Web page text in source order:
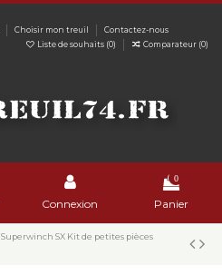
Choisir mon treuil
Contactez-nous
Liste de souhaits (0) Comparateur (0)
Connexion
0
Panier
Superwinch SX Kit de petites pièces